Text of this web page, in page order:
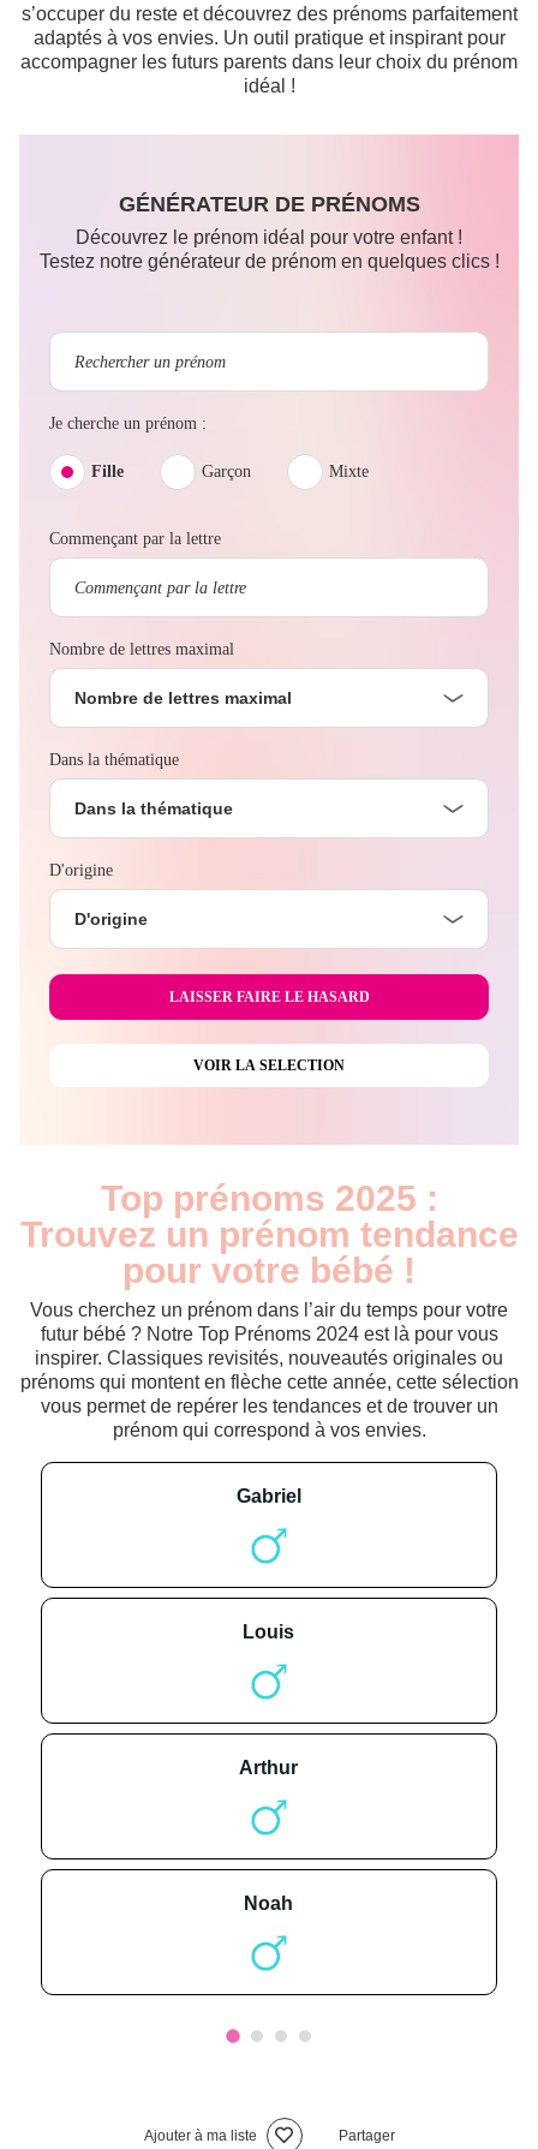
s’occuper du reste et découvrez des prénoms parfaitement
adaptés à vos envies. Un outil pratique et inspirant pour
accompagner les futurs parents dans leur choix du prénom
idéal !
GÉNÉRATEUR DE PRÉNOMS
Découvrez le prénom idéal pour votre enfant !
Testez notre générateur de prénom en quelques clics !
Je cherche un prénom :
Fille Garçon Mixte
Commençant par la lettre
Nombre de lettres maximal
Nombre de lettres maximal
Dans la thématique
Dans la thématique
D'origine
D'origine
Top prénoms 2025 :
Trouvez un prénom tendance
pour votre bébé !
Vous cherchez un prénom dans l’air du temps pour votre
futur bébé ? Notre Top Prénoms 2024 est là pour vous
inspirer. Classiques revisités, nouveautés originales ou
prénoms qui montent en flèche cette année, cette sélection
vous permet de repérer les tendances et de trouver un
prénom qui correspond à vos envies.
gabriel
louis
arthur
noah
Ajouter à ma liste Partager